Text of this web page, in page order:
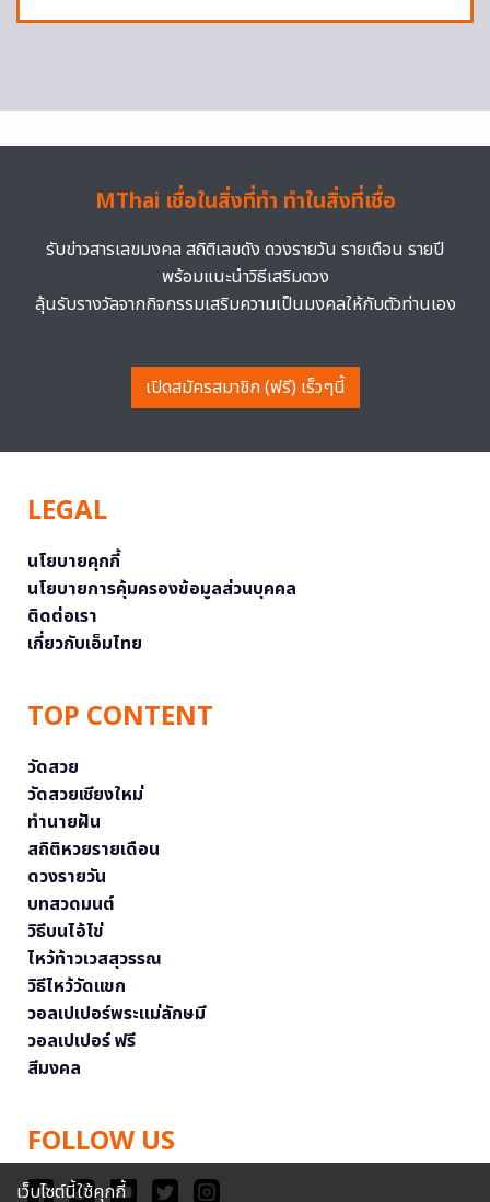
MThai เชื่อในสิ่งที่ทำ ทำในสิ่งที่เชื่อ
รับข่าวสารเลขมงคล สถิติเลขดัง ดวงรายวัน รายเดือน รายปี
พร้อมแนะนำวิธีเสริมดวง
ลุ้นรับรางวัลจากกิจกรรมเสริมความเป็นมงคลให้กับตัวท่านเอง
เปิดสมัครสมาชิก (ฟรี) เร็วๆนี้
LEGAL
นโยบายคุกกี้
นโยบายการคุ้มครองข้อมูลส่วนบุคคล
ติดต่อเรา
เกี่ยวกับเอ็มไทย
TOP CONTENT
วัดสวย
วัดสวยเชียงใหม่
ทำนายฝัน
สถิติหวยรายเดือน
ดวงรายวัน
บทสวดมนต์
วิธีบนไอ้ไข่
ไหว้ท้าวเวสสุวรรณ
วิธีไหว้วัดแขก
วอลเปเปอร์พระแม่ลักษมี
วอลเปเปอร์ ฟรี
สีมงคล
FOLLOW US
เว็บไซต์นี้ใช้คุกกี้